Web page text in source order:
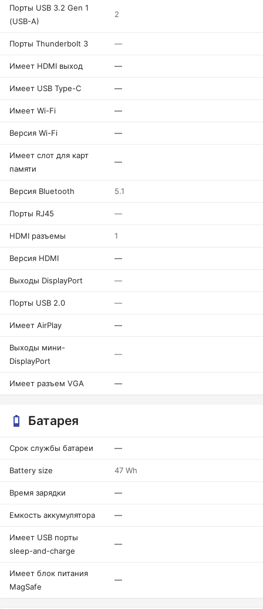
Порты USB 3.2 Gen 1
(USB-A)
2
Порты Thunderbolt 3 —
Имеет HDMI выход —
Имеет USB Type-C —
Имеет Wi-Fi —
Версия Wi-Fi —
Имеет слот для карт
памяти
—
Версия Bluetooth 5.1
Порты RJ45 —
HDMI разъемы 1
Версия HDMI —
Выходы DisplayPort —
Порты USB 2.0 —
Имеет AirPlay —
Выходы мини-
DisplayPort
—
Имеет разъем VGA —
Батарея
Срок службы батареи —
Battery size 47 Wh
Время зарядки —
Емкость аккумулятора —
Имеет USB порты
sleep-and-charge
—
Имеет блок питания
MagSafe
—